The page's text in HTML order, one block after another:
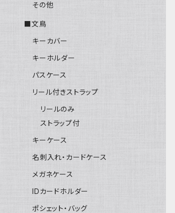
その他
■文鳥
キーカバー
キーホルダー
パスケース
リール付きストラップ
リールのみ
ストラップ付
キーケース
名刺入れ・カードケース
メガネケース
IDカードホルダー
ポシェット・バッグ